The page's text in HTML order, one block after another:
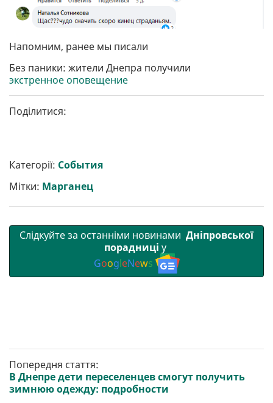
Напомним, ранее мы писали
Без паники: жители Днепра получили
экстренное оповещение
Поділитися:
Категорії: События
Мітки: Марганец
Слідкуйте за останніми новинами Дніпровської
порадниці у
GoogleNews
Попередня стаття:
В Днепре дети переселенцев смогут получить
зимнюю одежду: подробности